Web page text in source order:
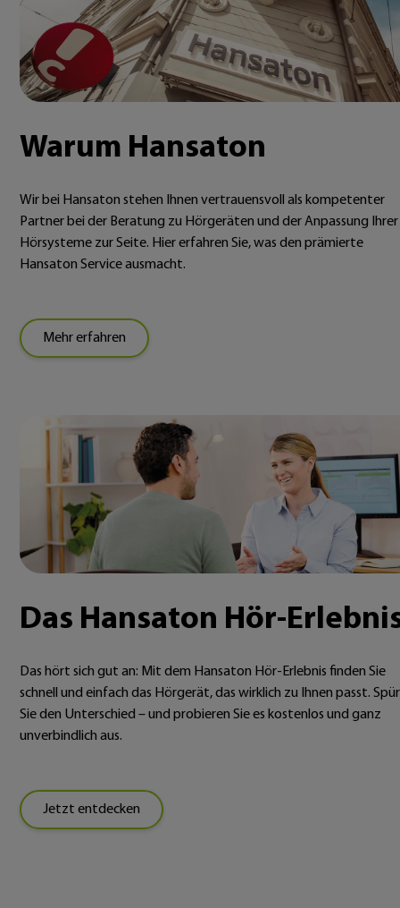
Warum Hansaton
Wir bei Hansaton stehen Ihnen vertrauensvoll als kompetenter
Partner bei der Beratung zu Hörgeräten und der Anpassung Ihrer
Hörsysteme zur Seite. Hier erfahren Sie, was den prämierte
Hansaton Service ausmacht.
Mehr erfahren
Das Hansaton Hör-
Das hört sich gut an: Mit dem Hansaton Hör-Erlebnis finden Sie
schnell und einfach das Hörgerät, das wirklich zu Ihnen passt.
Sie den Unterschied – und probieren Sie es kostenlos und ganz
unverbindlich aus.
Jetzt entdecken